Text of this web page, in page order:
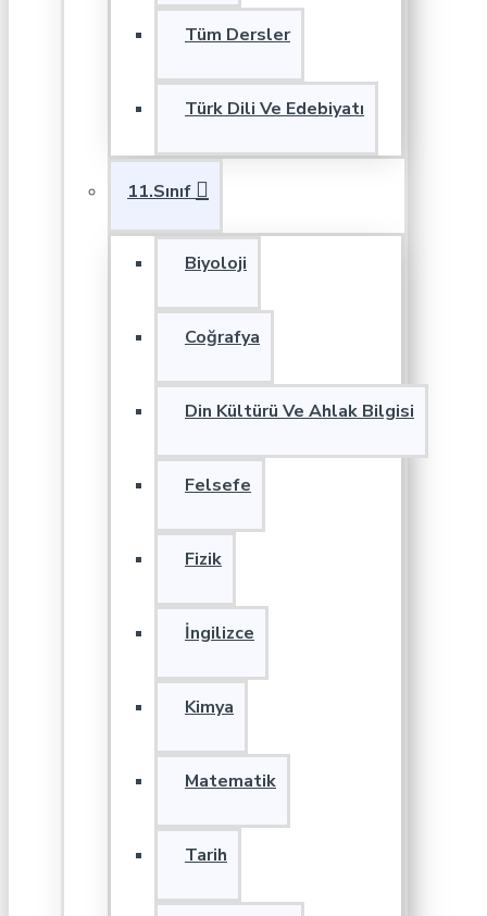
Tüm Dersler
Türk Dili Ve Edebiyatı
11.Sınıf
Biyoloji
Coğrafya
Din Kültürü Ve Ahlak Bilgisi
Felsefe
Fizik
İngilizce
Kimya
Matematik
Tarih